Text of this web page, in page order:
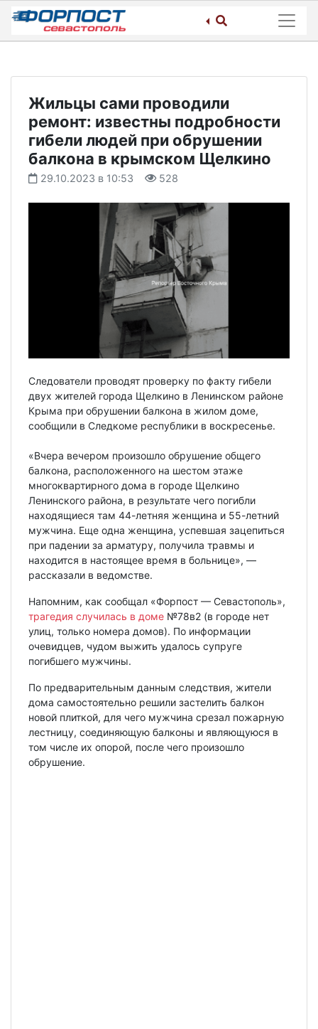
Skip
content
Жильцы сами проводили
ремонт: известны подробности
гибели людей при обрушении
балкона в крымском Щелкино
29.10.2023 в 10:53 528
Следователи проводят проверку по факту гибели
двух жителей города Щелкино в Ленинском районе
Крыма при обрушении балкона в жилом доме,
сообщили в Следкоме республики в воскресенье.
«Вчера вечером произошло обрушение общего
балкона, расположенного на шестом этаже
многоквартирного дома в городе Щелкино
Ленинского района, в результате чего погибли
находящиеся там 44-летняя женщина и 55-летний
мужчина. Еще одна женщина, успевшая зацепиться
при падении за арматуру, получила травмы и
находится в настоящее время в больнице», —
рассказали в ведомстве.
Напомним, как сообщал «Форпост — Севастополь»,
трагедия случилась в доме №78в2 (в городе нет
улиц, только номера домов). По информации
очевидцев, чудом выжить удалось супруге
погибшего мужчины.
По предварительным данным следствия, жители
дома самостоятельно решили застелить балкон
новой плиткой, для чего мужчина срезал пожарную
лестницу, соединяющую балконы и являющуюся в
том числе их опорой, после чего произошло
обрушение.